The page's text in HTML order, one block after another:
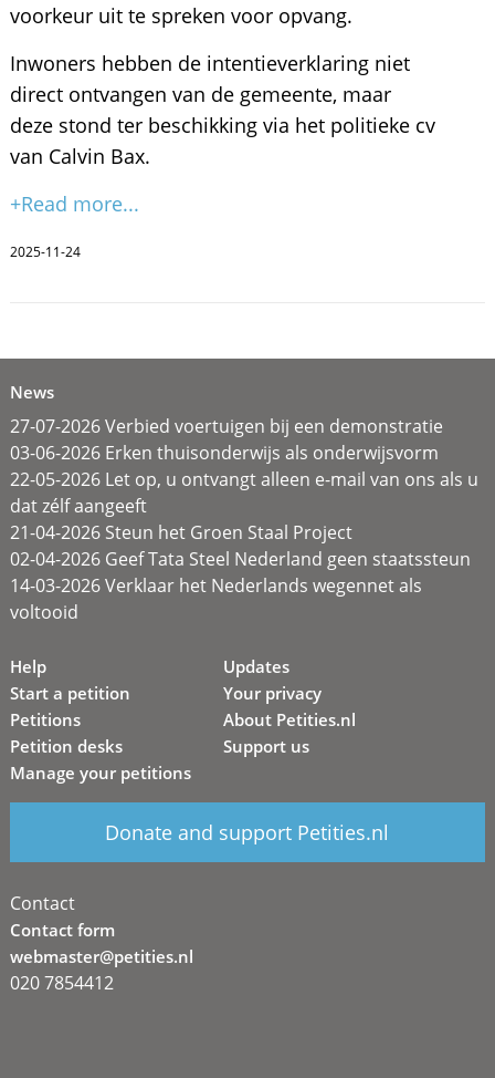
voorkeur uit te spreken voor opvang.
Inwoners hebben de intentieverklaring niet
direct ontvangen van de gemeente, maar
deze stond ter beschikking via het politieke cv
van Calvin Bax.
+Read more...
2025-11-24
News
27-07-2026 Verbied voertuigen bij een demonstratie
03-06-2026 Erken thuisonderwijs als onderwijsvorm
22-05-2026 Let op, u ontvangt alleen e-mail van ons als u
dat zélf aangeeft
21-04-2026 Steun het Groen Staal Project
02-04-2026 Geef Tata Steel Nederland geen staatssteun
14-03-2026 Verklaar het Nederlands wegennet als
voltooid
Help
Start a petition
Petitions
Petition desks
Manage your petitions
Updates
Your privacy
About Petities.nl
Support us
Donate and support Petities.nl
Contact
Contact form
webmaster@petities.nl
020 7854412